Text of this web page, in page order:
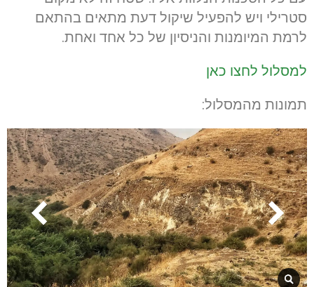
סטרילי ויש להפעיל שיקול דעת מתאים בהתאם
לרמת המיומנות והניסיון של כל אחד ואחת.
למסלול לחצו כאן
תמונות מהמסלול: